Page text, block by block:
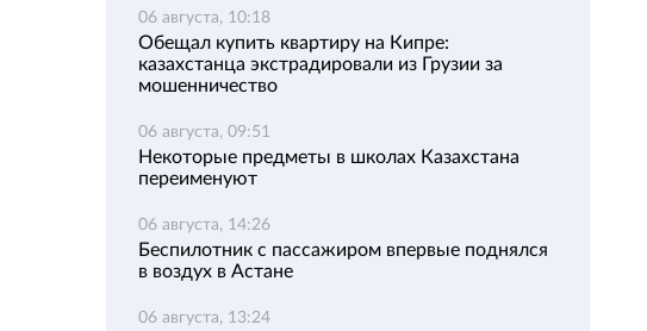
06 августа, 10:18
Обещал купить квартиру на Кипре:
казахстанца экстрадировали из Грузии за
мошенничество
06 августа, 09:51
Некоторые предметы в школах Казахстана
переименуют
06 августа, 14:26
Беспилотник с пассажиром впервые поднялся
в воздух в Астане
06 августа, 13:24